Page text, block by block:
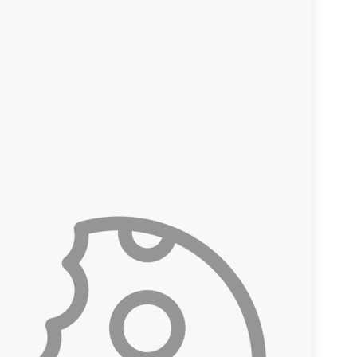
In die Kostenschätzung einloggen
Arbeit bestellen
Nutzungsbedingungen Datenschutz- und Cookie-Richtlinie